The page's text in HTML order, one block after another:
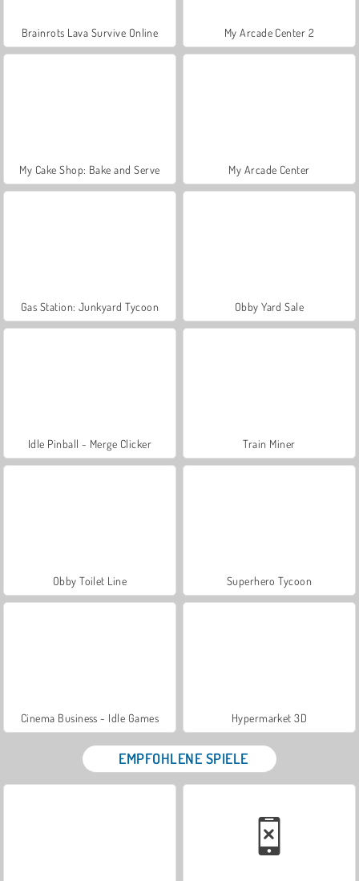
Brainrots Lava Survive Online My Arcade Center 2
My Cake Shop: Bake and Serve My Arcade Center
Gas Station: Junkyard Tycoon Obby Yard Sale
Idle Pinball - Merge Clicker Train Miner
Obby Toilet Line Superhero Tycoon
Cinema Business - Idle Games Hypermarket 3D
EMPFOHLENE SPIELE